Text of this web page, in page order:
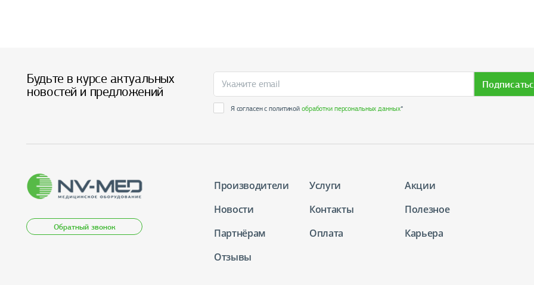
Будьте в курсе актуальных
новостей и предложений
Я согласен с политикойобработки персональных данных*
Обратный звонок
Производители Услуги
Акции
Новости
Контакты
Полезное
Партнёрам
Оплата
Карьера
Отзывы